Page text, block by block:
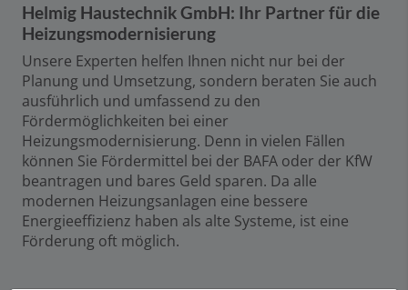
Helmig Haustechnik GmbH: Ihr Partner für die
Heizungsmodernisierung
Unsere Experten helfen Ihnen nicht nur bei der
Planung und Umsetzung, sondern beraten Sie auch
ausführlich und umfassend zu den
Fördermöglichkeiten bei einer
Heizungsmodernisierung. Denn in vielen Fällen
können Sie Fördermittel bei der BAFA oder der KfW
beantragen und bares Geld sparen. Da alle
modernen Heizungsanlagen eine bessere
Energieeffizienz haben als alte Systeme, ist eine
Förderung oft möglich.